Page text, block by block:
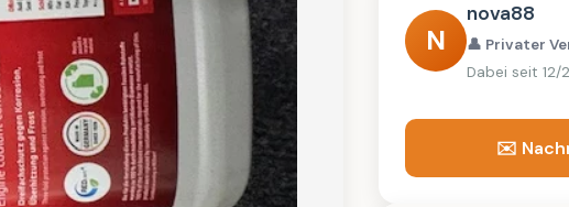
N
nova88
👤 Privater
Dabei seit 12/
✉️